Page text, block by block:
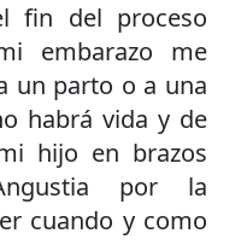
fin del proceso
embarazo me
un parto o a una
habrá vida y de
hijo en brazos
por la
cuando y como